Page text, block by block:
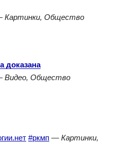
Картинки, Общество
доказана
Видео, Общество
#ркмп — Картинки,